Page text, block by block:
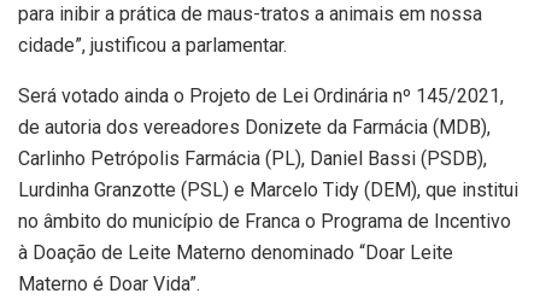
para inibir a prática de maus-tratos a animais em nossa
cidade”, justificou a parlamentar.
Será votado ainda o Projeto de Lei Ordinária nº 145/2021,
de autoria dos vereadores Donizete da Farmácia (MDB),
Carlinho Petrópolis Farmácia (PL), Daniel Bassi (PSDB),
Lurdinha Granzotte (PSL) e Marcelo Tidy (DEM), que institui
no âmbito do município de Franca o Programa de Incentivo
à Doação de Leite Materno denominado “Doar Leite
Materno é Doar Vida”.